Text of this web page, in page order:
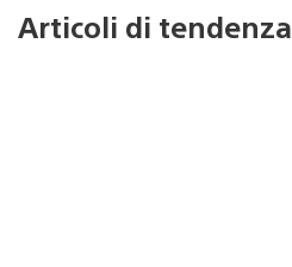
Articoli di tendenza